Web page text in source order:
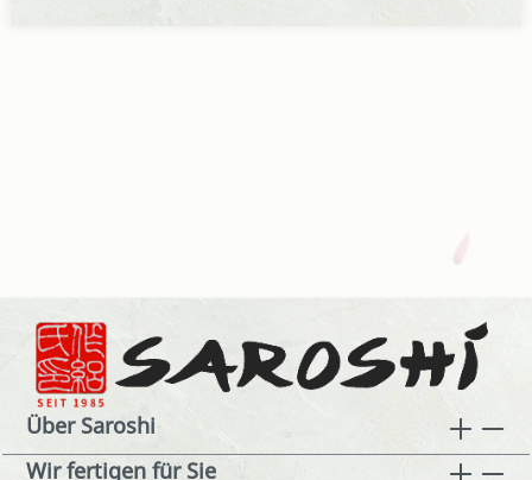
Über Saroshi
Wir fertigen für Sie